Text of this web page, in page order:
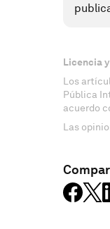
Licencia
Los
Pública
acuerdo
Las